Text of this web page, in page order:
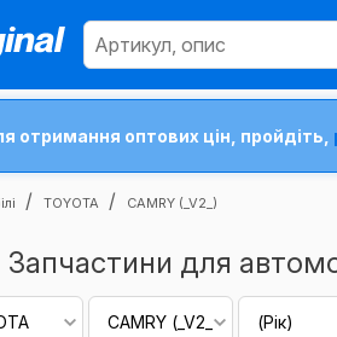
отримання оптових цін, пройдіть,
TOYOTA CAMRY (_V2_)
Запчастини для